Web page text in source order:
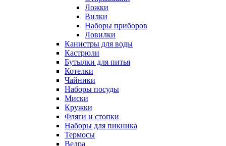
Ложки
Вилки
Наборы приборов
Ловилки
Канистры для воды
Кастрюли
Бутылки для питья
Котелки
Чайники
Наборы посуды
Миски
Кружки
Фляги и стопки
Наборы для пикника
Термосы
Ведра